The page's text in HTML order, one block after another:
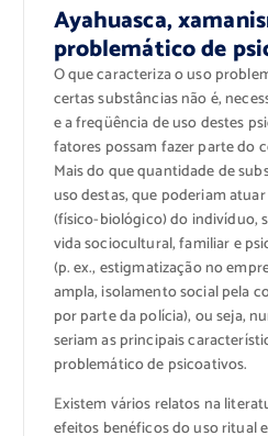
Ayahuasca,
problemático de
O que caracteriza o uso
certas substâncias não é,
e a freqüência de uso destes
fatores possam fazer parte do
Mais do que quantidade de
uso destas, que poderiam
(físico-biológico) do indivíduo,
vida sociocultural, familiar e
(p. ex., estigmatização no
ampla, isolamento social pela
por parte da polícia), ou seja,
seriam as principais
problemático de psicoativos.
Existem vários relatos na
efeitos benéficos do uso ritual